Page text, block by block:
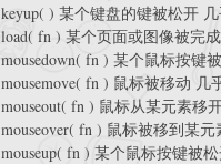
keyup( ) 某个键盘的键被松开
load( fn ) 某个页面或图像被完
mousedown( fn ) 某个鼠标按键
mousemove( fn ) 鼠标被移动 几
mouseout( fn ) 鼠标从某元素移
mouseover( fn ) 鼠标被移到某
mouseup( fn ) 某个鼠标按键被